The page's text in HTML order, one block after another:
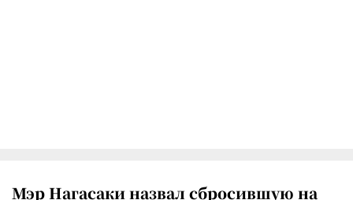
Мэр Нагасаки назвал сбросившую на